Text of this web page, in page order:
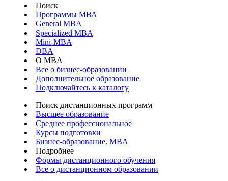
Поиск
Программы МВА
General MBA
Specialized MBA
Mini-MBA
DBA
О MBA
Все о бизнес-образовании
Дополнительное образование
Подключайтесь к каталогу
Поиск дистанционных программ
Высшее образование
Среднее профессиональное
Курсы подготовки
Бизнес-образование. MBA
Подробнее
Формы дистанционного обучения
Все о дистанционном образовании